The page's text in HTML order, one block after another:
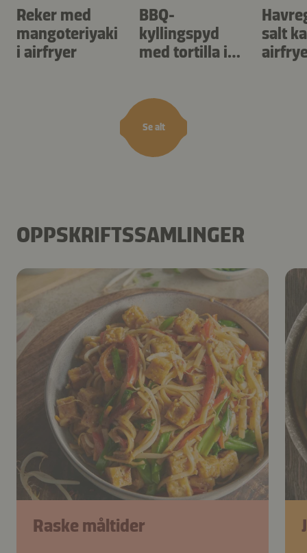
Se alt
Reker med
mangoteriyaki
i airfryer
BBQ-
kyllingspyd
med tortilla i
salt
OPPSKRIFTSSAMLINGER
Raske måltider